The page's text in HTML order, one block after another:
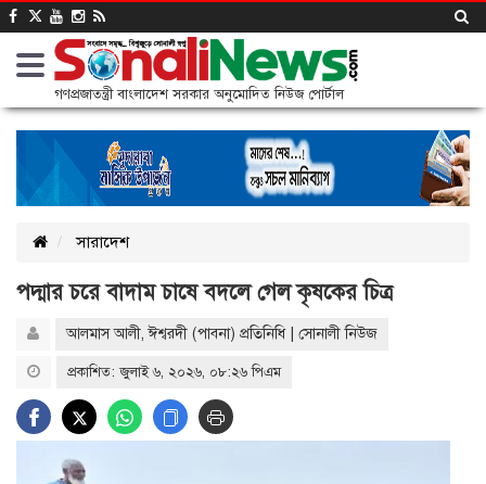
গণপ্রজাতন্ত্রী বাংলাদেশ সরকার অনুমোদিত নিউজ পোর্টাল
সারাদেশ
পদ্মার চরে বাদাম চাষে বদলে গেল কৃষকের চিত্র
আলমাস আলী, ঈশ্বরদী (পাবনা) প্রতিনিধি | সোনালী নিউজ
প্রকাশিত: জুলাই ৬, ২০২৬, ০৮:২৬ পিএম